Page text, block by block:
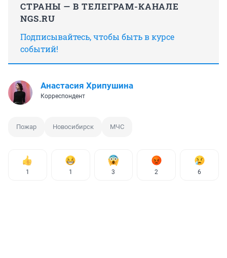
СТРАНЫ — В ТЕЛЕГРАМ-КАНАЛЕ
NGS.RU
Подписывайтесь, чтобы быть в курсе
событий!
Анастасия Хрипушина
Корреспондент
Пожар Новосибирск МЧС
1 1 3 2 6